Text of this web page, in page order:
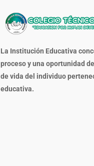
La Institución Educativa
proceso y una oportunidad
de vida del individuo
educativa.